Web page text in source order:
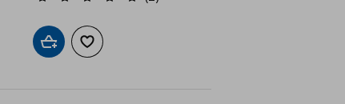
Добави в кошницата
Добави към списъка с любими